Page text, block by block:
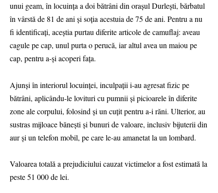
unui geam, în locuința a doi bătrâni din orașul Durlești, bărbatul
în vârstă de 81 de ani și soția acestuia de 75 de ani. Pentru a nu
fi identificați, aceștia purtau diferite articole de camuflaj: aveau
cagule pe cap, unul purta o perucă, iar altul avea un maiou pe
cap, pentru a-și acoperi fața.
Ajunși în interiorul locuinței, inculpații i-au agresat fizic pe
bătrâni, aplicându-le lovituri cu pumnii și picioarele în diferite
zone ale corpului, folosind și un cuțit pentru a-i răni. Ulterior, au
sustras mijloace bănești și bunuri de valoare, inclusiv bijuterii din
aur și un telefon mobil, pe care le-au amanetat la un lombard.
Valoarea totală a prejudiciului cauzat victimelor a fost estimată la
peste 51 000 de lei.